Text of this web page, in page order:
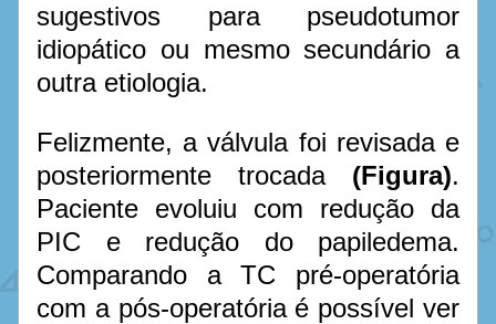
sugestivos para pseudotumor
idiopático ou mesmo secundário a
outra etiologia.
Felizmente, a válvula foi revisada e
posteriormente trocada (Figura).
Paciente evoluiu com redução da
PIC e redução do papiledema.
Comparando a TC pré-operatória
com a pós-operatória é possível ver